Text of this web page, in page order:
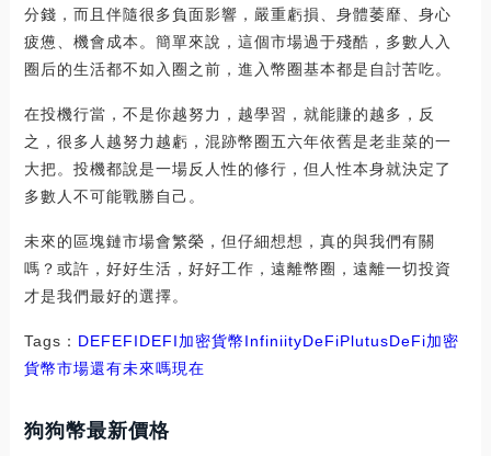
分錢，而且伴隨很多負面影響，嚴重虧損、身體萎靡、身心
疲憊、機會成本。簡單來說，這個市場過于殘酷，多數人入
圈后的生活都不如入圈之前，進入幣圈基本都是自討苦吃。
在投機行當，不是你越努力，越學習，就能賺的越多，反
之，很多人越努力越虧，混跡幣圈五六年依舊是老韭菜的一
大把。投機都說是一場反人性的修行，但人性本身就決定了
多數人不可能戰勝自己。
未來的區塊鏈市場會繁榮，但仔細想想，真的與我們有關
嗎？或許，好好生活，好好工作，遠離幣圈，遠離一切投資
才是我們最好的選擇。
Tags： DEFEFIDEFI加密貨幣InfiniityDeFiPlutusDeFi加密
貨幣市場還有未來嗎現在
狗狗幣最新價格